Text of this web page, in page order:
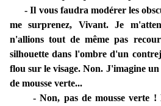
- Il vous faudra modérer les
me surprenez, Vivant. Je
n'allions tout de même pas
silhouette dans l'ombre d'un
flou sur le visage. Non. J'imagine
de mousse verte...
- Non, pas de mousse verte !